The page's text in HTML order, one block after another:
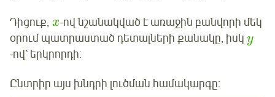
Դիցուք, x-ով նշանակված է առաջին բանվորի մեկ
օրում պատրաստած դետալների քանակը, իսկ y
-ով՝ երկրորդի:
Ընտրիր այս խնդրի լուծման համակարգը: